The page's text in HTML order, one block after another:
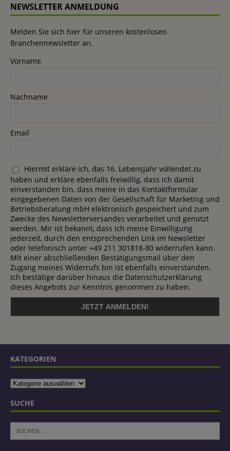
NEWSLETTER ANMELDUNG
Melden Sie sich hier für unseren kostenlosen
Branchennewsletter an.
Vorname
Nachname
Email
Hiermit erkläre ich, das 16. Lebensjahr vollendet zu
haben und erkläre ebenfalls freiwillig, dass ich damit
einverstanden bin, dass meine in das Kontaktformular
eingegebenen Daten von der Gesellschaft für Marketing und
Betriebsberatung mbH elektronisch gespeichert und zum
Zwecke des Newsletterversandes verarbeitet und genutzt
werden. Mir ist bekannt, dass ich meine Einwilligung
jederzeit, durch den entsprechenden Link im Newsletter
oder telefonisch unter +49 211 301818-80 widerrufen kann.
Mit einer abschließenden Bestätigungsmail über den
Zugang meines Widerrufs bin ist ebenfalls einverstanden.
Ich bestätige darüber hinaus die Datenschutzerklärung
dieses Angebots zur Kenntnis genommen zu haben.
KATEGORIEN
SUCHE